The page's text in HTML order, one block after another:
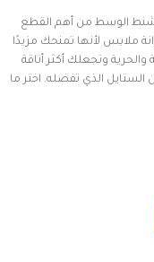
الوسط من أهم القطع
ملابس لأنها تمنحك مزيدًا
والحرية وتجعلك أكثر أناقة
الستايل الذي تفضله. اختر ما